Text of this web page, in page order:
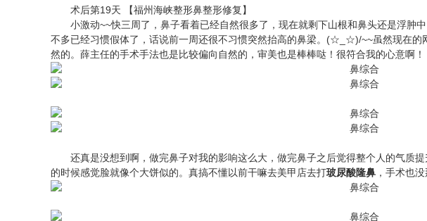
术后第19天 【福州海峡整形鼻整形修复】
小激动~~快三周了，鼻子看着已经自然很多了，现在就剩下山根和鼻头还是浮肿
不多已经习惯假体了，话说前一周还很不习惯突然抬高的鼻梁。(☆_☆)/~~虽然现在的
然的。薛主任的手术手法也是比较偏向自然的，审美也是棒棒哒！很符合我的心意啊！
还真是没想到啊，做完鼻子对我的影响这么大，做完鼻子之后觉得整个人的气质提
的时候感觉脸就像个大饼似的。真搞不懂以前干嘛去美甲店去打玻尿酸隆鼻 ，手术也